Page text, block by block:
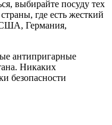
выбирайте посуду тех
где есть жесткий
Германия,
антипригарные
Никаких
безопасности